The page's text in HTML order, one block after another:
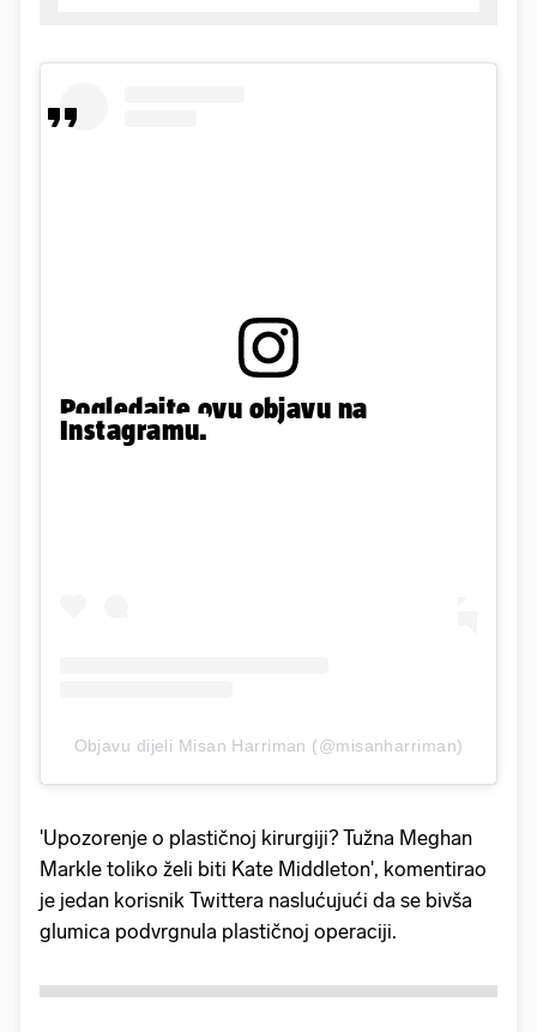
Pogledajte ovu objavu na
Instagramu.
Objavu dijeli Misan Harriman (@misanharriman)
'Upozorenje o plastičnoj kirurgiji? Tužna Meghan
Markle toliko želi biti Kate Middleton', komentirao
je jedan korisnik Twittera naslućujući da se bivša
glumica podvrgnula plastičnoj operaciji.